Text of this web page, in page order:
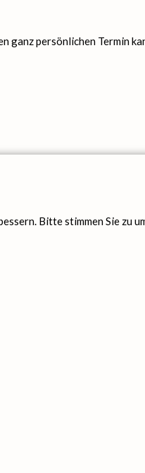
ganz persönlichen Termin
Bitte stimmen Sie zu